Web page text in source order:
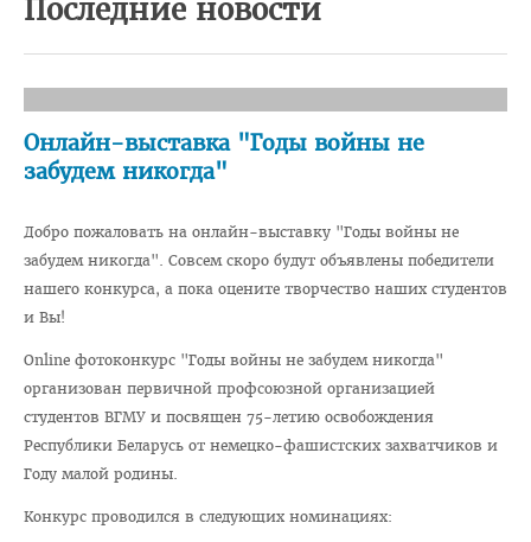
Стоматологический
ФПКиП по педагогике и психологии
Кафедры
Подразделения
Система менеджмента качества
Последние новости
Онлайн-выставка "Годы войны не
забудем никогда"
Добро пожаловать на онлайн-выставку "Годы войны не
забудем никогда". Совсем скоро будут объявлены победители
нашего конкурса, а пока оцените творчество наших студентов
и Вы!
Online фотоконкурс "Годы войны не забудем никогда"
организован первичной профсоюзной организацией
студентов ВГМУ и посвящен 75-летию освобождения
Республики Беларусь от немецко-фашистских захватчиков и
Году малой родины.
Конкурс проводился в следующих номинациях: